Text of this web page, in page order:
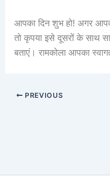
आपका दिन शुभ हो! अगर
तो कृपया इसे दूसरों के साथ
बताएं। रामकोला आपका
PREVIOUS